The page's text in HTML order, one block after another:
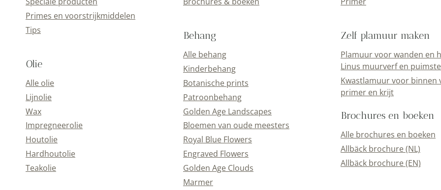
Primes en voorstrijkmiddelen
Tips
Olie
Alle olie
Lijnolie
Wax
Impregneerolie
Houtolie
Hardhoutolie
Teakolie
Behang
Alle behang
Kinderbehang
Botanische prints
Patroonbehang
Golden Age Landscapes
Bloemen van oude meesters
Royal Blue Flowers
Engraved Flowers
Golden Age Clouds
Marmer
Zelf plamuur maken
Plamuur voor wanden en
Linus muurverf en
Kwastlamuur voor binnen
primer en krijt
Brochures en boeken
Alle brochures en boeken
Allbäck brochure (NL)
Allbäck brochure (EN)